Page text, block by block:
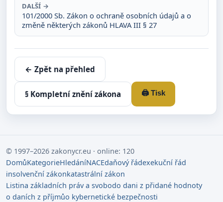
DALŠÍ →
101/2000 Sb. Zákon o ochraně osobních údajů a o
změně některých zákonů HLAVA III § 27
← Zpět na přehled
§ Kompletní znění zákona 🖨️ Tisk
© 1997–2026 zakonycr.eu · online: 120
DomůKategorieHledáníNACEdaňový řádexekuční řád
insolvenční zákonkatastrální zákon
Listina základních práv a svobodo dani z přidané hodnoty
o daních z příjmůo kybernetické bezpečnosti